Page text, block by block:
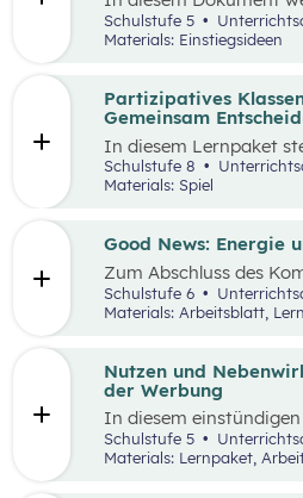
Partizipatives
Gemeinsam
In diesem Lernpaket
Methoden im
Schüler:innen helfen
Ernährungsrat, wie
auf Umwelt,
auswirken.
Schulstufe 8
Materials: Spiel
Nutzen und
der Werbung
In diesem
lernen die
Vor- und Nachteile von
Schulstufe 5
Materials: Lernpaket,
Einstiegsideen für den
„Leben und
Erlebnis für die
und wo auch
Schulstufe 5
Materials: Einstiegsideen
Good News: Energie
Zum Abschluss des
„Energie und
Schüler:innen mit
Beispielen, damit sie
nicht überwältigt
Schulstufe 6
Materials: Arbeitsblatt,